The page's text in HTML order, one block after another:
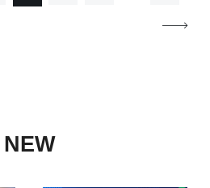
NEW